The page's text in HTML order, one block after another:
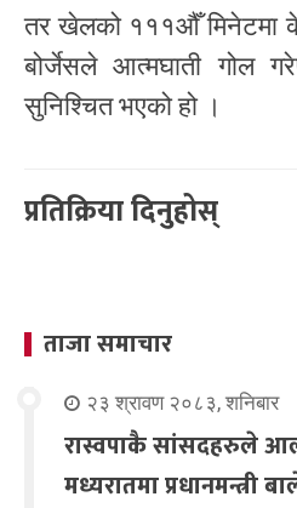
तर खेलको १११औँ मिनेटमा
बोर्जेसले आत्मघाती गोल
सुनिश्चित भएको हो ।
प्रतिक्रिया दिनुहोस्
ताजा समाचार
२३ श्रावण २०८३, शनिबार
रास्वपाकै सांसदहरुले
मध्यरातमा प्रधानमन्त्री